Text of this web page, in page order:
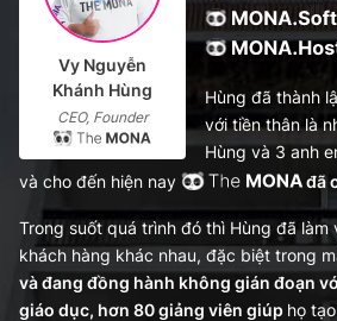
Vy Nguyễn
Khánh Hùng
CEO, Founder
Hùng đã thành
với tiền thân là
Hùng và 3 anh
và cho đến hiện nay
đã
Trong suốt quá trình đó thì Hùng đã làm
khách hàng khác nhau, đặc biệt trong
và đang đồng hành không gián đoạn
giáo dục, hơn 80 giảng viên giúp họ